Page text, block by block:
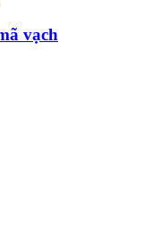
vạch